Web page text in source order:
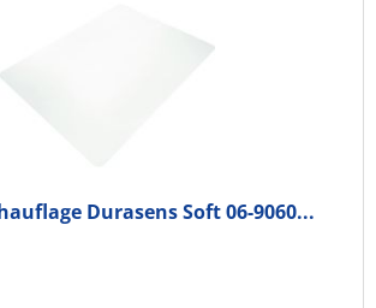
Durasens Soft 06-9060...